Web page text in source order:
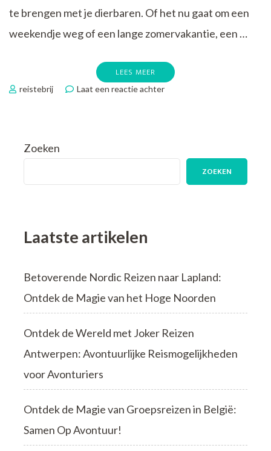
te brengen met je dierbaren. Of het nu gaat om een
weekendje weg of een lange zomervakantie, een …
LEES MEER
reistebrij Laat een reactie achterop
Vakantiehuis
Zoeken
ZOEKEN
Laatste artikelen
Betoverende Nordic Reizen naar Lapland:
Ontdek de Magie van het Hoge Noorden
Ontdek de Wereld met Joker Reizen
Antwerpen: Avontuurlijke Reismogelijkheden
voor Avonturiers
Ontdek de Magie van Groepsreizen in België:
Samen Op Avontuur!